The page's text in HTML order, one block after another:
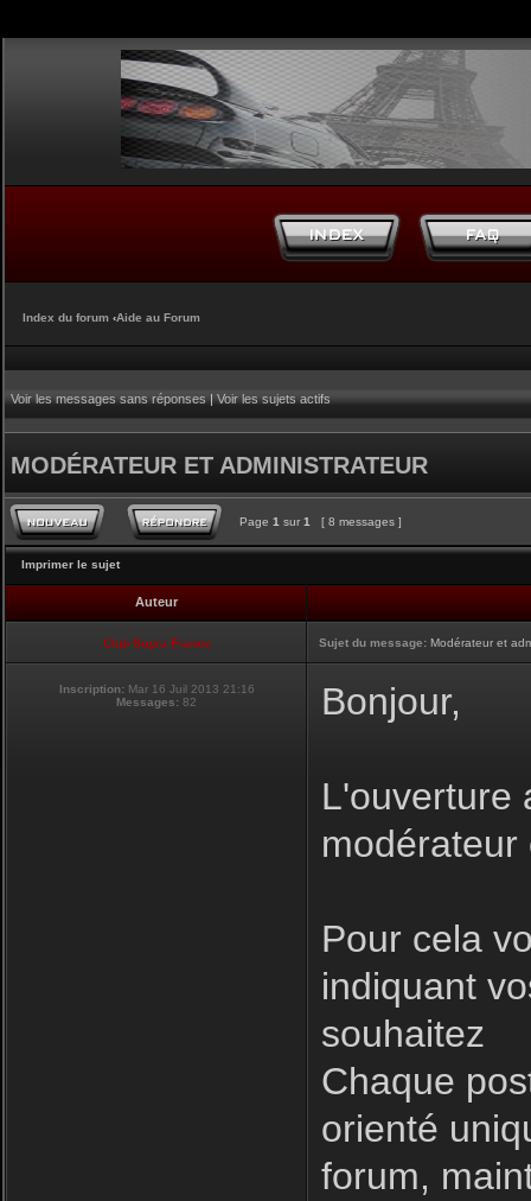
Index du forum ‹Aide au Forum
Voir les messages sans réponses|Voir les sujets actifs
MODÉRATEUR ET ADMINISTRATEUR
Page 1 sur 1 [ 8 messages ]
Imprimer le sujet
Auteur
Club Supra France Sujet du message: Modérateur et
Inscription: Mar 16 Juil 2013 21:16
Messages: 82 Bonjour,
L'ouverture
modérateur
Pour cela
indiquant
souhaitez
Chaque
orienté
forum,